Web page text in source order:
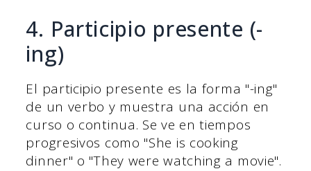
4. Participio presente (-
ing)
El participio presente es la forma "-ing"
de un verbo y muestra una acción en
curso o continua. Se ve en tiempos
progresivos como "She is cooking
dinner" o "They were watching a movie".